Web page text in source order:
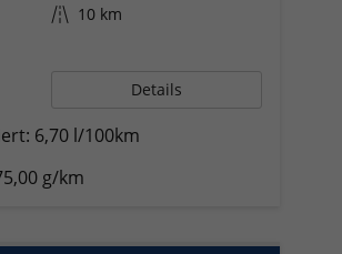
Kilometerstand 10 km
Details
6,70 l/100km
g/km